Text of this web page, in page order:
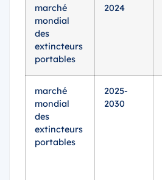
marché
mondial
des
extincteurs
portables
2024
marché
mondial
des
extincteurs
portables
2025-
2030